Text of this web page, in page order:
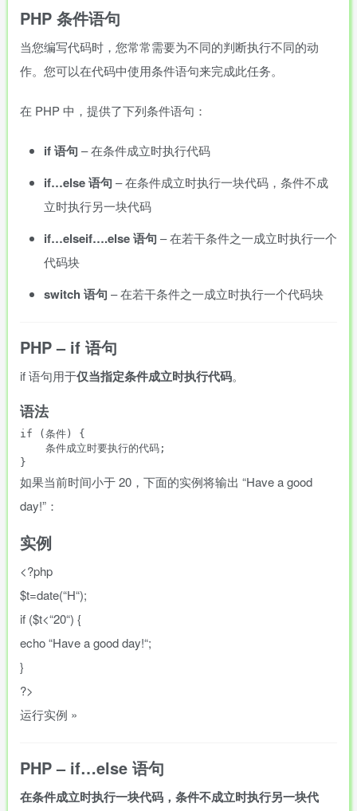
PHP 条件语句
当您编写代码时，您常常需要为不同的判断执行不同的动
作。您可以在代码中使用条件语句来完成此任务。
在 PHP 中，提供了下列条件语句：
if 语句 – 在条件成立时执行代码
if…else 语句 – 在条件成立时执行一块代码，条件不成
立时执行另一块代码
if…elseif….else 语句 – 在若干条件之一成立时执行一个
代码块
switch 语句 – 在若干条件之一成立时执行一个代码块
PHP – if 语句
if 语句用于仅当指定条件成立时执行代码。
语法
if (条件) {
条件成立时要执行的代码;
如果当前时间小于 20，下面的实例将输出 “Have a good
day!”：
实例
<?php
$t=date(“H“);
if ($t<“20“) {
echo“Have a good day!“;
}
?>
运行实例 »
PHP – if…else 语句
在条件成立时执行一块代码，条件不成立时执行另一块代